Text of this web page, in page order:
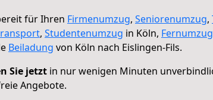
für Ihren Firmenumzug, Seniorenumzug,
, Studentenumzug in Köln, Fernumzug
Beiladung von Köln nach Eislingen-Fils.
Sie jetzt in nur wenigen Minuten
Angebote.